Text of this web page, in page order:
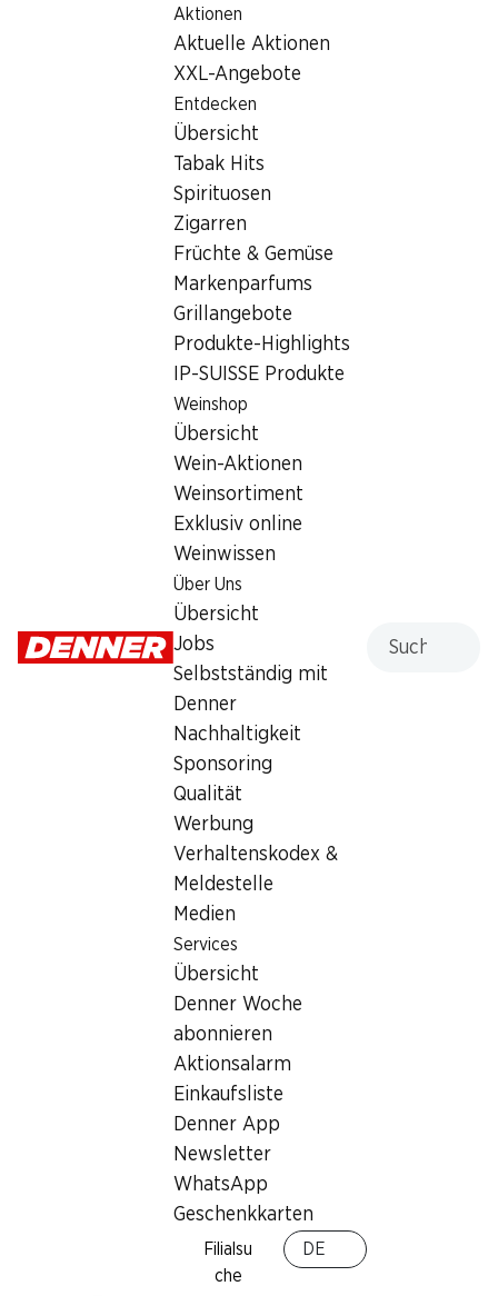
Aktionen
Aktuelle Aktionen
XXL-Angebote
Entdecken
Übersicht
Tabak Hits
Spirituosen
Zigarren
Früchte & Gemüse
Markenparfums
Grillangebote
Produkte-Highlights
IP-SUISSE Produkte
Weinshop
Übersicht
Wein-Aktionen
Weinsortiment
Exklusiv online
Weinwissen
Über Uns
Übersicht
Jobs
Selbstständig mit
Denner
Nachhaltigkeit
Sponsoring
Qualität
Werbung
Verhaltenskodex &
Meldestelle
Medien
Services
Übersicht
Denner Woche
abonnieren
Aktionsalarm
Einkaufsliste
Denner App
Newsletter
WhatsApp
Geschenkkarten
Filialsu
che
DE
Filialsuche
Denner Filiale Ziegelrain 1, 5000 Aarau
5000 Aarau
Ziegelrain 1, 5000 Aarau
Zur Wegbeschreibung
Öffnungszeiten
Bargeldbezug mit Post - / M-Card